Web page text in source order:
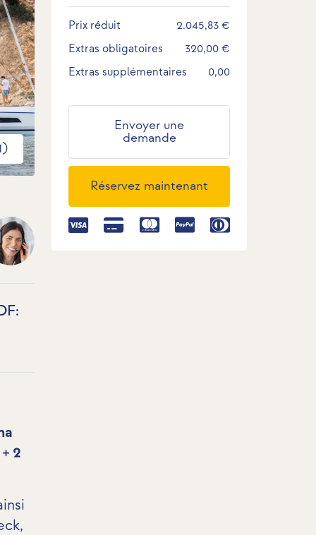
2
,
Prix réduit
2.045,83 €
Extras obligatoires
320,00 €
Extras supplémentaires
0,00
Envoyer une
demande
Réservez maintenant